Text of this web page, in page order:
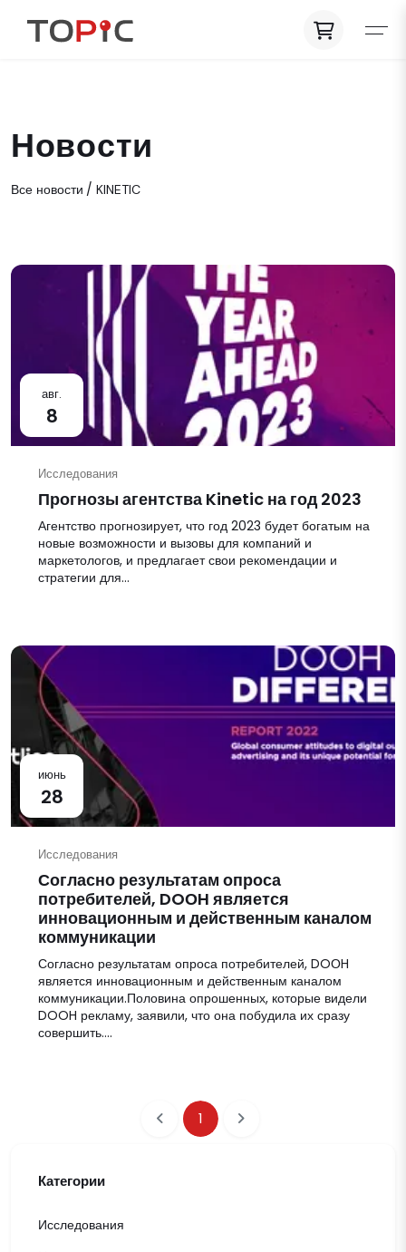
Новости
Все новости KINETIC
авг.
8
Исследования
Прогнозы агентства Kinetic на год 2023
Агентство прогнозирует, что год 2023 будет богатым на
новые возможности и вызовы для компаний и
маркетологов, и предлагает свои рекомендации и
стратегии для...
июнь
28
Исследования
Согласно результатам опроса
потребителей, DOОH является
инновационным и действенным каналом
коммуникации
Согласно результатам опроса потребителей, DOОH
является инновационным и действенным каналом
коммуникации.Половина опрошенных, которые видели
DOOH рекламу, заявили, что она побудила их сразу
совершить....
1
Категории
Исследования